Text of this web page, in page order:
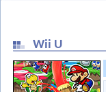
Wii U